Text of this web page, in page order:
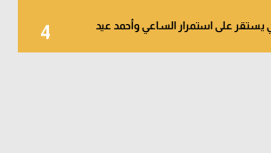
4 يستقر على استمرار الساعي وأحمد عيد